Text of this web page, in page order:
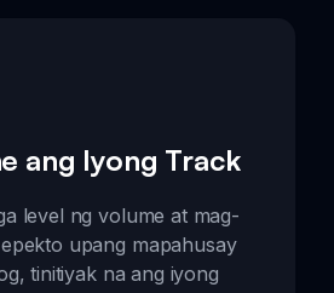
ang Iyong Track
level ng volume at mag-
upang mapahusay
tinitiyak na ang iyong